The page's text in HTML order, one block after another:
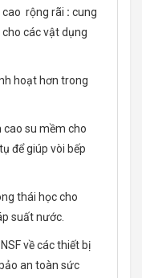
cao rộng rãi : cung
các vật dụng
hoạt hơn trong
cao su mềm cho
để giúp vòi bếp
thái học cho
suất nước.
về các thiết bị
an toàn sức